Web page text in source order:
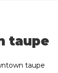
taupe
taupe